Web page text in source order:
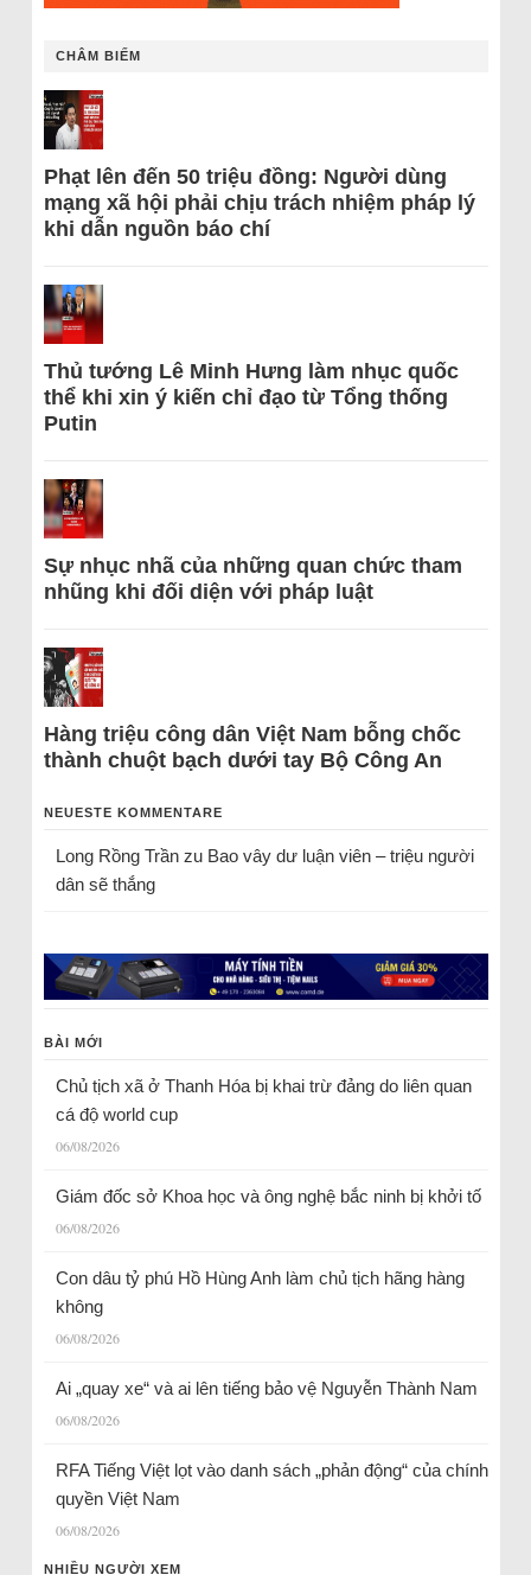
CHÂM BIẾM
Phạt lên đến 50 triệu đồng: Người dùng
mạng xã hội phải chịu trách nhiệm pháp lý
khi dẫn nguồn báo chí
Thủ tướng Lê Minh Hưng làm nhục quốc
thể khi xin ý kiến chỉ đạo từ Tổng thống
Putin
Sự nhục nhã của những quan chức tham
nhũng khi đối diện với pháp luật
Hàng triệu công dân Việt Nam bỗng chốc
thành chuột bạch dưới tay Bộ Công An
NEUESTE KOMMENTARE
Long Rồng Trầnzu Bao vây dư luận viên – triệu người
dân sẽ thắng
BÀI MỚI
Chủ tịch xã ở Thanh Hóa bị khai trừ đảng do liên quan
cá độ world cup
06/08/2026
Giám đốc sở Khoa học và ông nghệ bắc ninh bị khởi tố
06/08/2026
Con dâu tỷ phú Hồ Hùng Anh làm chủ tịch hãng hàng
không
06/08/2026
Ai „quay xe“ và ai lên tiếng bảo vệ Nguyễn Thành Nam
06/08/2026
RFA Tiếng Việt lọt vào danh sách „phản động“ của chính
quyền Việt Nam
06/08/2026
NHIỀU NGƯỜI XEM